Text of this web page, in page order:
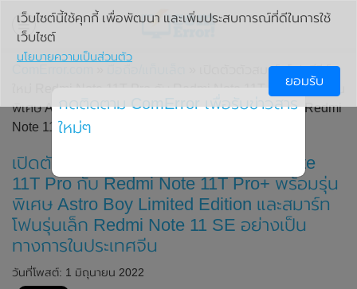
» เปิดตัวตัวสมาร์ทโฟนซีรีส์
ใหม่ Redmi Note 11T Pro กับ Redmi Note 11T Pro+ พร้อมรุ่น
พิเศษ Astro Boy Limited Edition และสมาร์ทโฟนรุ่นเล็ก Redmi
Note 11 SE อย่างเป็นทางการในประเทศจีน
เปิดตัวตัวสมาร์ทโฟนซีรีส์ใหม่ Redmi Note
11T Pro กับ Redmi Note 11T Pro+ พร้อมรุ่น
พิเศษ Astro Boy Limited Edition และสมาร์ท
โฟนรุ่นเล็ก Redmi Note 11 SE อย่างเป็น
ทางการในประเทศจีน
วันที่โพสต์: 1 มิถุนายน 2022
เว็บไซต์นี้ใช้คุกกี้ เพื่อพัฒนา และเพิ่มประสบการณ์ที่ดีในการใช้
เว็บไซต์
นโยบายความเป็นส่วนตัว
ยอมรับ
กดติดตาม ComError เพื่อรับข่าวสาร
ใหม่ๆ